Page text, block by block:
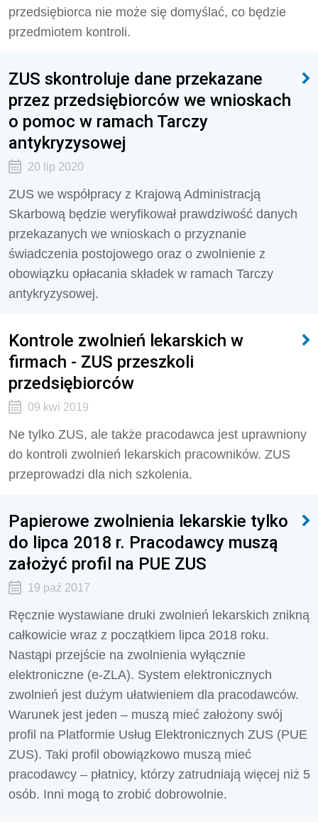
przedsiębiorca nie może się domyślać, co będzie
przedmiotem kontroli.
ZUS skontroluje dane przekazane
przez przedsiębiorców we wnioskach
o pomoc w ramach Tarczy
antykryzysowej
20 lip 2020
ZUS we współpracy z Krajową Administracją
Skarbową będzie weryfikował prawdziwość danych
przekazanych we wnioskach o przyznanie
świadczenia postojowego oraz o zwolnienie z
obowiązku opłacania składek w ramach Tarczy
antykryzysowej.
Kontrole zwolnień lekarskich w
firmach - ZUS przeszkoli
przedsiębiorców
09 kwi 2019
Ne tylko ZUS, ale także pracodawca jest uprawniony
do kontroli zwolnień lekarskich pracowników. ZUS
przeprowadzi dla nich szkolenia.
Papierowe zwolnienia lekarskie tylko
do lipca 2018 r. Pracodawcy muszą
założyć profil na PUE ZUS
19 paź 2017
Ręcznie wystawiane druki zwolnień lekarskich znikną
całkowicie wraz z początkiem lipca 2018 roku.
Nastąpi przejście na zwolnienia wyłącznie
elektroniczne (e-ZLA). System elektronicznych
zwolnień jest dużym ułatwieniem dla pracodawców.
Warunek jest jeden – muszą mieć założony swój
profil na Platformie Usług Elektronicznych ZUS (PUE
ZUS). Taki profil obowiązkowo muszą mieć
pracodawcy – płatnicy, którzy zatrudniają więcej niż 5
osób. Inni mogą to zrobić dobrowolnie.